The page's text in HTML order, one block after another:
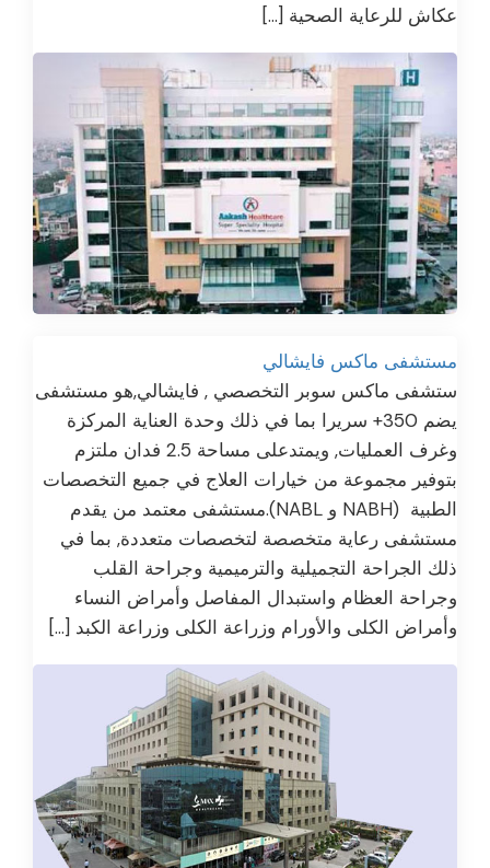
عكاش للرعاية الصحية […]
مستشفى ماكس فايشالي
ستشفى ماكس سوبر التخصصي , فايشالي,هو مستشفى
يضم 350+ سريرا بما في ذلك وحدة العناية المركزة
وغرف العمليات, ويمتدعلى مساحة 2.5 فدان ملتزم
بتوفير مجموعة من خيارات العلاج في جميع التخصصات
الطبية (NABH و NABL).مستشفى معتمد من يقدم
مستشفى رعاية متخصصة لتخصصات متعددة, بما في
ذلك الجراحة التجميلية والترميمية وجراحة القلب
وجراحة العظام واستبدال المفاصل وأمراض النساء
وأمراض الكلى والأورام وزراعة الكلى وزراعة الكبد […]